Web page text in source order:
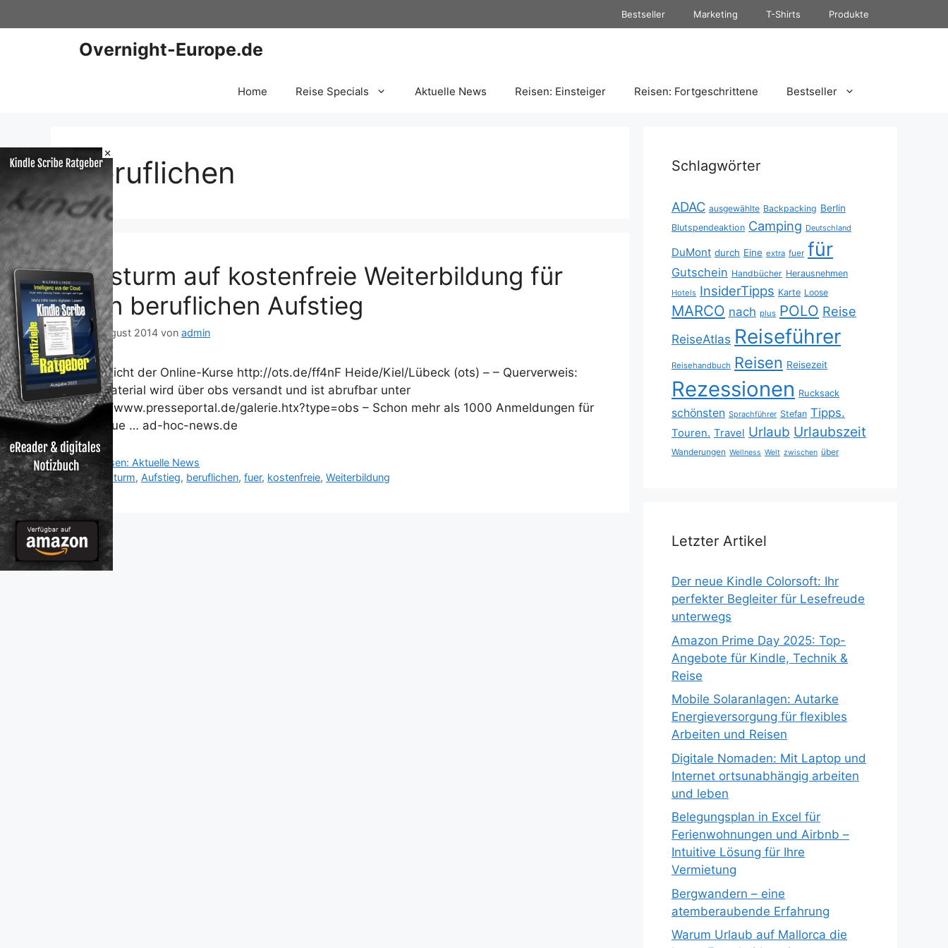
×
Inhalt
Bestseller Marketing T-Shirts Produkte
Overnight-Europe.de
Home Reise Specials Aktuelle News Reisen: Einsteiger Reisen: Fortgeschrittene Bestseller
beruflichen
Ansturm auf kostenfreie Weiterbildung für
den beruflichen Aufstieg
30. August 2014 von admin
Übersicht der Online-Kurse http://ots.de/ff4nF Heide/Kiel/Lübeck (ots) – – Querverweis:
Bildmaterial wird über obs versandt und ist abrufbar unter
http://www.presseportal.de/galerie.htx?type=obs – Schon mehr als 1000 Anmeldungen für
29 neue … ad-hoc-news.de
Kategorien
Reisen: Aktuelle News
Schlagwörter
Ansturm, Aufstieg, beruflichen,fuer, kostenfreie,Weiterbildung
Schlagwörter
ADAC ausgewählte Backpacking Berlin
Blutspendeaktion Camping Deutschland
DuMont durch Eine extra fuer für
Gutschein Handbücher Herausnehmen
Hotels InsiderTipps Karte Loose
MARCO nach plus POLO Reise
ReiseAtlas Reiseführer
Reisehandbuch Reisen Reisezeit
Rezessionen Rucksack
schönsten Sprachführer Stefan Tipps.
Touren. Travel Urlaub Urlaubszeit
Wanderungen Wellness Welt zwischen über
Letzter Artikel
Der neue Kindle Colorsoft: Ihr
perfekter Begleiter für Lesefreude
unterwegs
Amazon Prime Day 2025: Top-
Angebote für Kindle, Technik &
Reise
Mobile Solaranlagen: Autarke
Energieversorgung für flexibles
Arbeiten und Reisen
Digitale Nomaden: Mit Laptop und
Internet ortsunabhängig arbeiten
und leben
Belegungsplan in Excel für
Ferienwohnungen und Airbnb –
Intuitive Lösung für Ihre
Vermietung
Bergwandern – eine
atemberaubende Erfahrung
Warum Urlaub auf Mallorca die